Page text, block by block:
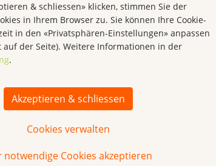
& schliessen» klicken, stimmen Sie der
in Ihrem Browser zu. Sie können Ihre Cookie-
in den «Privatsphären-Einstellungen» anpassen
auf der Seite). Weitere Informationen in der
.
Akzeptieren & schliessen
Cookies verwalten
notwendige Cookies akzeptieren
nach Krankheitsbild gelten dann
verändern.
Bedarf an Kalorien (abgekürzt
unter Umständen den